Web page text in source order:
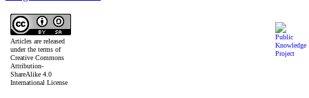
Articles are released
under the terms of
Creative Commons
Attribution-
ShareAlike 4.0
International License